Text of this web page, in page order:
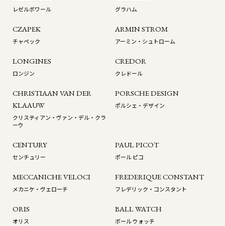
レゼルボワール グラハム
CZAPEK
チャペック
ARMIN STROM
アーミン・シュトローム
LONGINES
ロンジン
CREDOR
クレドール
CHRISTIAAN VAN DER
KLAAUW
クリスティアン・ヴァン・デル・クラ
ーウ
PORSCHE DESIGN
ポルシェ・デザイン
CENTURY
センチュリー
PAUL PICOT
ポール ピコ
MECCANICHE VELOCI
メカニケ・ヴェローチ
FREDERIQUE CONSTANT
フレデリック・コンスタント
ORIS
オリス
BALL WATCH
ボール ウォッチ